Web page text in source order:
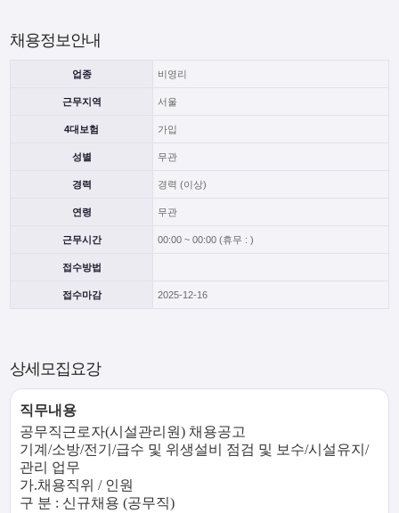
채용정보안내
업종 비영리
근무지역 서울
4대보험 가입
성별 무관
경력 경력 (이상)
연령 무관
근무시간 00:00 ~ 00:00 (휴무 : )
접수방법
접수마감 2025-12-16
상세모집요강
직무내용
공무직근로자(시설관리원) 채용공고
기계/소방/전기/급수 및 위생설비 점검 및 보수/시설유지/
관리 업무
가.채용직위 / 인원
구 분 : 신규채용 (공무직)